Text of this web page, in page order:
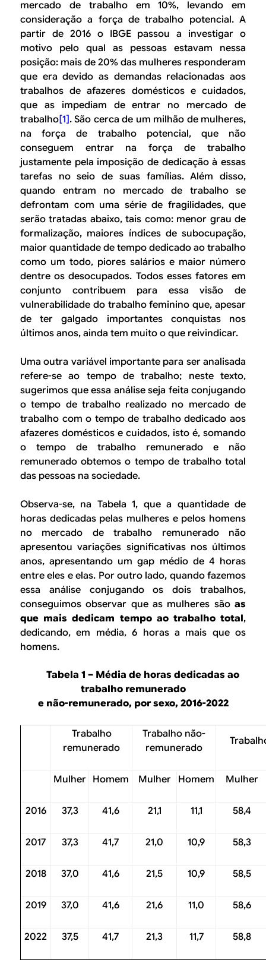
mercado de trabalho em 10%, levando em
consideração a força de trabalho potencial. A
partir de 2016 o IBGE passou a investigar o
motivo pelo qual as pessoas estavam nessa
posição: mais de 20% das mulheres responderam
que era devido as demandas relacionadas aos
trabalhos de afazeres domésticos e cuidados,
que as impediam de entrar no mercado de
trabalho[1]. São cerca de um milhão de mulheres,
na força de trabalho potencial, que não
conseguem entrar na força de trabalho
justamente pela imposição de dedicação à essas
tarefas no seio de suas famílias. Além disso,
quando entram no mercado de trabalho se
defrontam com uma série de fragilidades, que
serão tratadas abaixo, tais como: menor grau de
formalização, maiores índices de subocupação,
maior quantidade de tempo dedicado ao trabalho
como um todo, piores salários e maior número
dentre os desocupados. Todos esses fatores em
conjunto contribuem para essa visão de
vulnerabilidade do trabalho feminino que, apesar
de ter galgado importantes conquistas nos
últimos anos, ainda tem muito o que reivindicar.
Uma outra variável importante para ser analisada
refere-se ao tempo de trabalho; neste texto,
sugerimos que essa análise seja feita conjugando
o tempo de trabalho realizado no mercado de
trabalho com o tempo de trabalho dedicado aos
afazeres domésticos e cuidados, isto é, somando
o tempo de trabalho remunerado e não
remunerado obtemos o tempo de trabalho total
das pessoas na sociedade.
Observa-se, na Tabela 1, que a quantidade de
horas dedicadas pelas mulheres e pelos homens
no mercado de trabalho remunerado não
apresentou variações significativas nos últimos
anos, apresentando umgap médio de 4 horas
entre eles e elas. Por outro lado, quando fazemos
essa análise conjugando os dois trabalhos,
conseguimos observar que as mulheres são as
que mais dedicam tempo ao trabalho total,
dedicando, em média, 6 horas a mais que os
homens.
Tabela 1 – Média de horas dedicadas ao
trabalho remunerado
e não-remunerado, por sexo, 2016-2022
Trabalho
remunerado
Trabalho não-
remunerado
Mulher Homem Mulher Homem Mulher
2016 37,3 41,6 21,1 11,1 58,4
2017 37,3 41,7 21,0 10,9 58,3
2018 37,0 41,6 21,5 10,9 58,5
2019 37,0 41,6 21,6 11,0 58,6
2022 37,5 41,7 21,3 11,7 58,8